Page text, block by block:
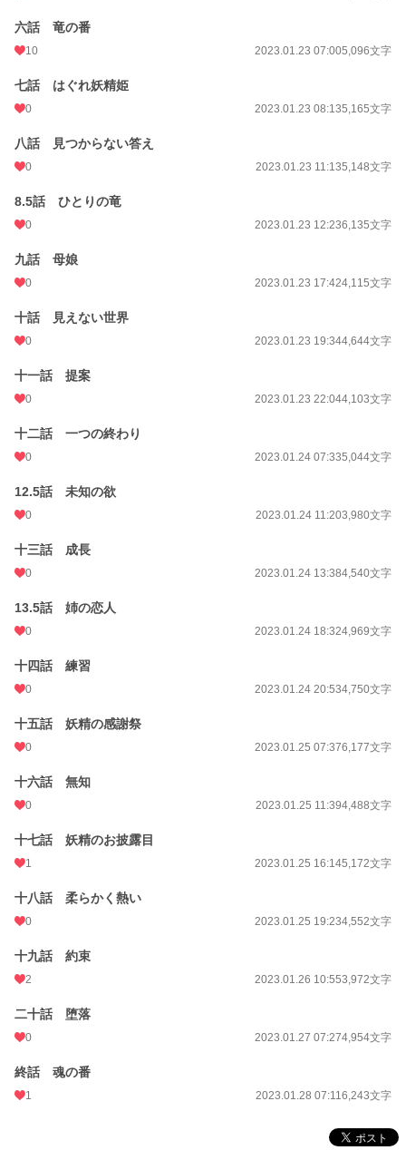
年間ポイント
六話 竜の番
10 2023.01.23 07:005,096文字
七話 はぐれ妖精姫
0 2023.01.23 08:135,165文字
八話 見つからない答え
0 2023.01.23 11:135,148文字
8.5話 ひとりの竜
0 2023.01.23 12:236,135文字
九話 母娘
0 2023.01.23 17:424,115文字
十話 見えない世界
0 2023.01.23 19:344,644文字
十一話 提案
0 2023.01.23 22:044,103文字
十二話 一つの終わり
0 2023.01.24 07:335,044文字
12.5話 未知の欲
0 2023.01.24 11:203,980文字
十三話 成長
0 2023.01.24 13:384,540文字
13.5話 姉の恋人
0 2023.01.24 18:324,969文字
十四話 練習
0 2023.01.24 20:534,750文字
十五話 妖精の感謝祭
0 2023.01.25 07:376,177文字
十六話 無知
0 2023.01.25 11:394,488文字
十七話 妖精のお披露目
1 2023.01.25 16:145,172文字
十八話 柔らかく熱い
0 2023.01.25 19:234,552文字
十九話 約束
2 2023.01.26 10:553,972文字
二十話 堕落
0 2023.01.27 07:274,954文字
終話 魂の番
1 2023.01.28 07:116,243文字